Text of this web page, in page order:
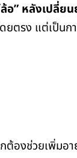
” หลังเปลี่ยน
ยตรง แต่เป็น
องช่วยเพิ่มอ